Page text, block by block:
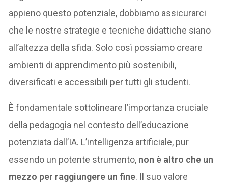
appieno questo potenziale, dobbiamo assicurarci
che le nostre strategie e tecniche didattiche siano
all’altezza della sfida. Solo così possiamo creare
ambienti di apprendimento più sostenibili,
diversificati e accessibili per tutti gli studenti.
È fondamentale sottolineare l’importanza cruciale
della pedagogia nel contesto dell’educazione
potenziata dall’IA. L’intelligenza artificiale, pur
essendo un potente strumento, non è altro che un
mezzo per raggiungere un fine. Il suo valore